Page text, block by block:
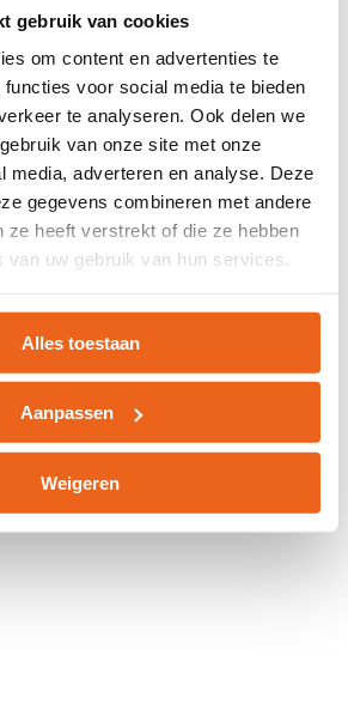
gebruik van cookies
om content en advertenties te
voor social media te bieden
te analyseren. Ook delen we
van onze site met onze
media, adverteren en analyse. Deze
gegevens combineren met andere
ze heeft verstrekt of die ze hebben
van uw gebruik van hun services.
Alles toestaan
Aanpassen
Weigeren
client-side exception has occurred while
(see the browser consolefor more
information).